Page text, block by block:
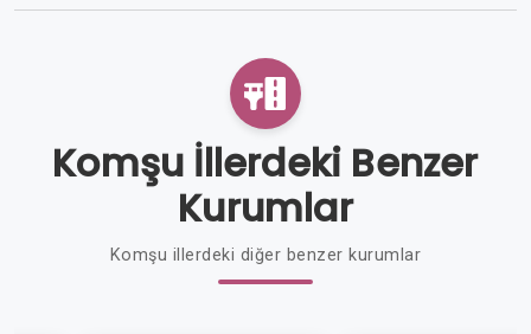
Komşu İllerdeki Benzer
Kurumlar
Komşu illerdeki diğer benzer kurumlar